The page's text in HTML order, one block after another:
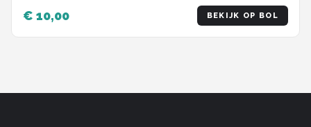
€ 10,00 BEKIJK OP BOL